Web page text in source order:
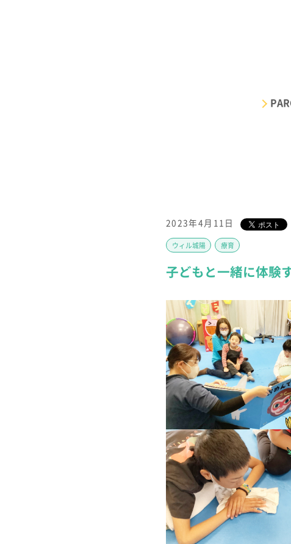
児童発達支援・放課後等デイサービス
保育所等訪問支援・居宅訪問型児童発達支援
パルク
詳しくみる
2023年4月11日
ウィル城陽 療育
子どもと一緒に体験